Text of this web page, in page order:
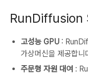
RunDiffusion
고성능 GPU :
가상머신을 제공합니
주문형 자원 대여 :